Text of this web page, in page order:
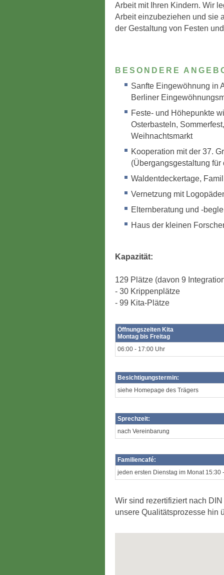
Arbeit mit Ihren Kindern. Wir
Arbeit einzubeziehen und sie
der Gestaltung von Festen
BESONDERE
Sanfte Eingewöhnung in
Berliner
Feste- und Höhepunkte
Osterbasteln,
Weihnachtsmarkt
Kooperation mit der 37.
(Übergangsgestaltung
Waldentdeckertage,
Vernetzung mit
Elternberatung und -
Haus der kleinen
Kapazität:
129 Plätze (davon 9
- 30 Krippenplätze
- 99 Kita-Plätze
Öffnungszeiten Kita
Montag bis Freitag
06:00 - 17:00 Uhr
Besichtigungstermin:
siehe Homepage des Trägers
Sprechzeit:
nach Vereinbarung
Familiencafé:
jeden ersten Dienstag im Monat 15:30
Wir sind rezertifiziert nach
unsere Qualitätsprozesse hin